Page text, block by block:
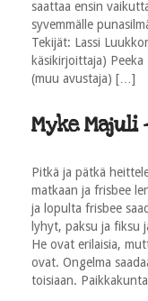
saattaa ensin
syvemmälle
Tekijät: Lassi
käsikirjoittaja)
(muu avustaja) […]
Myke Majuli
Pitkä ja pätkä
matkaan ja frisbee
ja lopulta frisbee
lyhyt, paksu ja fiksu
He ovat erilaisia,
ovat. Ongelma
toisiaan.